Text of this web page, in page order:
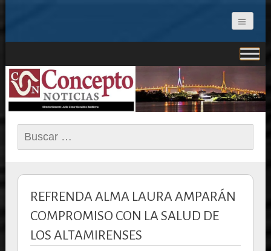
CONCEPTO NOTICIAS
Buscar:
REFRENDA ALMA LAURA AMPARÁN
COMPROMISO CON LA SALUD DE
LOS ALTAMIRENSES